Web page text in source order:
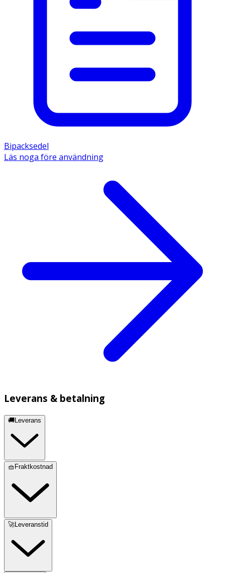
Bipacksedel
Läs noga före användning
Leverans & betalning
🚚Leverans
🧺Fraktkostnad
🚀Leveranstid